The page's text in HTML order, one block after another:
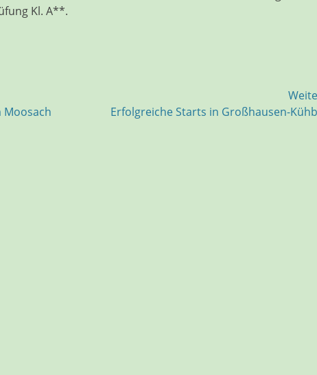
Kl. A**.
Moosach Erfolgreiche Starts in Großhausen-